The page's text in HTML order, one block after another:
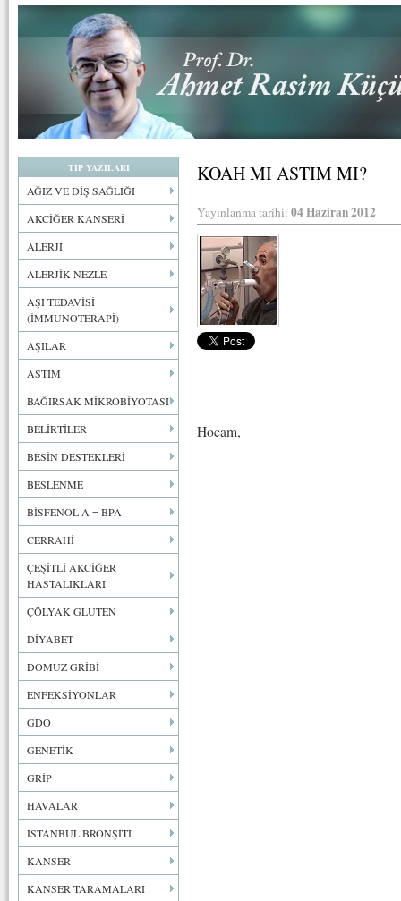
TIP YAZILARI
AĞIZ VE DİŞ SAĞLIĞI
AKCİĞER KANSERİ
ALERJİ
ALERJİK NEZLE
AŞI TEDAVİSİ
(İMMUNOTERAPİ)
AŞILAR
ASTIM
BAĞIRSAK MİKROBİYOTASI
BELİRTİLER
BESİN DESTEKLERİ
BESLENME
BİSFENOL A = BPA
CERRAHİ
ÇEŞİTLİ AKCİĞER
HASTALIKLARI
ÇÖLYAK GLUTEN
DİYABET
DOMUZ GRİBİ
ENFEKSİYONLAR
GDO
GENETİK
GRİP
HAVALAR
İSTANBUL BRONŞİTİ
KANSER
KANSER TARAMALARI
KOAH MI ASTIM MI?
Yayınlanma tarihi: 04 Haziran 2012
Hocam,